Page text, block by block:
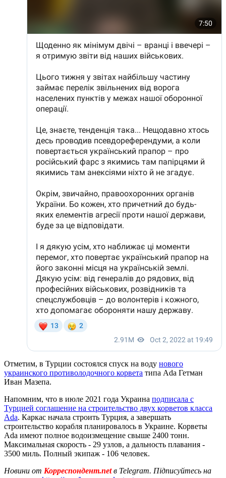
Отметим, в Турции состоялся спуск на воду нового
украинского противолодочного корвета типа Ada Гетман
Иван Мазепа.
Напомним, что в июле 2021 года Украина подписала с
Турцией соглашение на строительство двух корветов класса
Ada. Каркас начала строить Турция, а завершать
строительство корабля планировалось в Украине. Корветы
Ada имеют полное водоизмещение свыше 2400 тонн.
Максимальная скорость - 29 узлов, а дальность плавания -
3500 миль. Полный экипаж - 106 человек.
Новини от Корреспондент.netв Telegram. Підписуйтесь на